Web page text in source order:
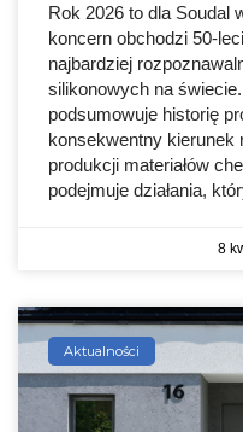
Rok 2026 to dla Soudal
koncern obchodzi 50-
najbardziej
silikonowych na
podsumowuje historię
konsekwentny kierunek
produkcji materiałów
podejmuje działania,
8
Aktualności